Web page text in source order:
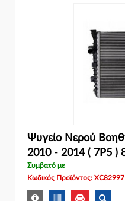
Ψυγείο Νερού
2010 - 2014 ( 7P5 )
Συμβατό με
Κωδικός Προϊόντος: XC82997